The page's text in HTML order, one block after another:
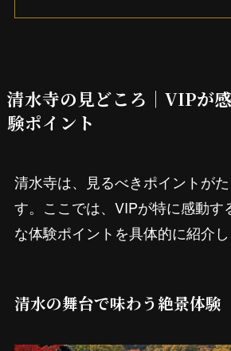
清水寺の見どころ｜VIPが
験ポイント
清水寺は、見るべきポイントが
す。ここでは、VIPが特に感動す
な体験ポイントを具体的に紹介し
清水の舞台で味わう絶景体験